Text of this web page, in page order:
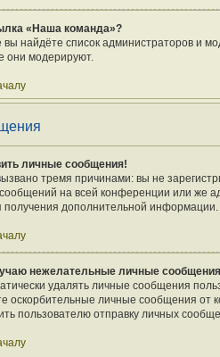
«Наша команда»?
вы найдёте список администраторов и
они модерируют.
личные сообщения!
тремя причинами: вы не
на всей конференции или же
получения дополнительной информации.
нежелательные личные
удалять личные сообщения
оскорбительные личные сообщения от
пользователю отправку личных